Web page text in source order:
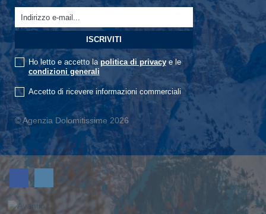
Ho letto e accetto lapolitica di privacye le
condizioni generali
Accetto di ricevere informazioni commerciali
© Agenzia Dolomitissime 2026